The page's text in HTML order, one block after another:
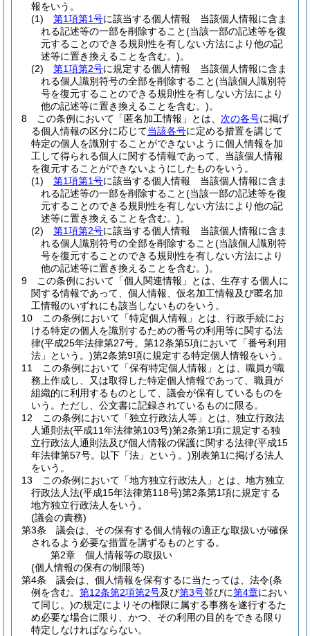
報をいう。
(1)
第1項第1号に該当する個人情報 当該個人情報に含ま
れる記述等の一部を削除すること(当該一部の記述等を復
元することのできる規則性を有しない方法により他の記
述等に置き換えることを含む。)。
(2)
第1項第2号に規定する個人情報 当該個人情報に含ま
れる個人識別符号の全部を削除すること(当該個人識別符
号を復元することのできる規則性を有しない方法により
他の記述等に置き換えることを含む。)。
8
この条例において「匿名加工情報」とは、 次の各号に掲げ
る個人情報の区分に応じて当該各号に定める措置を講じて
特定の個人を識別することができないように個人情報を加
工して得られる個人に関する情報であって、当該個人情報
を復元することができないようにしたものをいう。
(1)
第1項第1号に該当する個人情報 当該個人情報に含ま
れる記述等の一部を削除すること(当該一部の記述等を復
元することのできる規則性を有しない方法により他の記
述等に置き換えることを含む。)。
(2)
第1項第2号に該当する個人情報 当該個人情報に含ま
れる個人識別符号の全部を削除すること(当該個人識別符
号を復元することのできる規則性を有しない方法により
他の記述等に置き換えることを含む。)。
9
この条例において「個人関連情報」とは、生存する個人に
関する情報であって、個人情報、仮名加工情報及び匿名加
工情報のいずれにも該当しないものをいう。
10
この条例において「特定個人情報」とは、行政手続にお
ける特定の個人を識別するための番号の利用等に関する法
律(平成25年法律第27号。第12条第5項において「番号利用
法」という。)第2条第9項に規定する特定個人情報をいう。
11
この条例において「保有特定個人情報」とは、職員が職
務上作成し、又は取得した特定個人情報であって、職員が
組織的に利用するものとして、議会が保有しているものを
いう。 ただし、公文書に記録されているものに限る。
12
この条例において「独立行政法人等」とは、独立行政法
人通則法(平成11年法律第103号)第2条第1項に規定する独
立行政法人通則法及び個人情報の保護に関する法律(平成15
年法律第57号。以下「法」という。)別表第1に掲げる法人
をいう。
13
この条例において「地方独立行政法人」とは、地方独立
行政法人法(平成15年法律第118号)第2条第1項に規定する
地方独立行政法人をいう。
(議会の責務)
第3条
議会は、その保有する個人情報の適正な取扱いが確保
されるよう必要な措置を講ずるものとする。
第2章
個人情報等の取扱い
(個人情報の保有の制限等)
第4条
議会は、個人情報を保有するに当たっては、法令(条
例を含む。 第12条第2項第2号及び第3号並びに第4章におい
て同じ。)の規定によりその権限に属する事務を遂行するた
め必要な場合に限り、かつ、その利用の目的をできる限り
特定しなければならない。